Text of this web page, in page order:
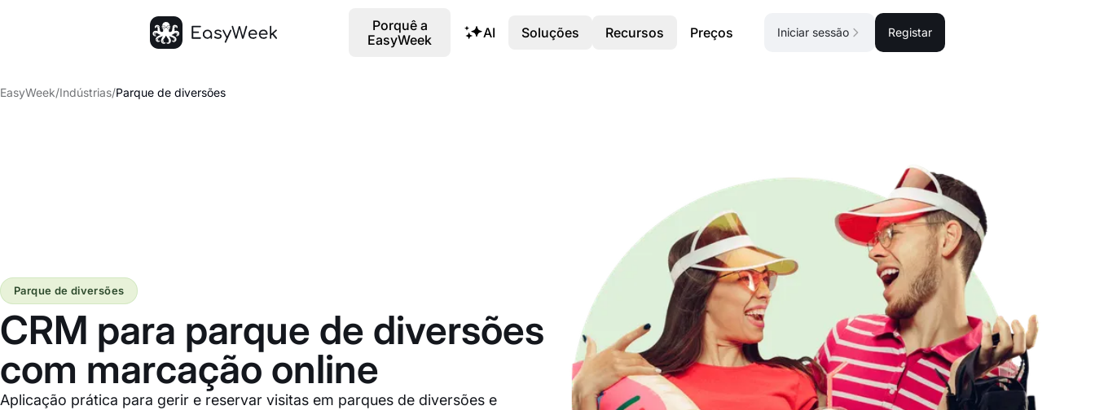
EasyWeek/Indústrias/Parque de diversões
CRM para parque de diversões
com marcação online
Aplicação prática para gerir e reservar visitas em parques de diversões e
Parque de diversões
Porquê a
EasyWeek
AI Soluções Recursos Preços Iniciar sessão Registar